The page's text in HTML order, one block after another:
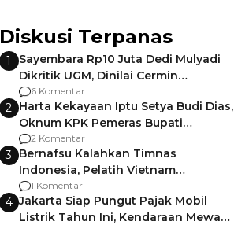
Diskusi Terpanas
1
Sayembara Rp10 Juta Dedi Mulyadi
Dikritik UGM, Dinilai Cermin
Gagalnya Negara Jamin Keamanan
6 Komentar
2 Harta Kekayaan Iptu Setya Budi Dias,
Oknum KPK Pemeras Bupati
Pemalang
2 Komentar
3 Bernafsu Kalahkan Timnas
Indonesia, Pelatih Vietnam
Berencana Pakai Jimat di Pakansari
1 Komentar
4 Jakarta Siap Pungut Pajak Mobil
Listrik Tahun Ini, Kendaraan Mewah